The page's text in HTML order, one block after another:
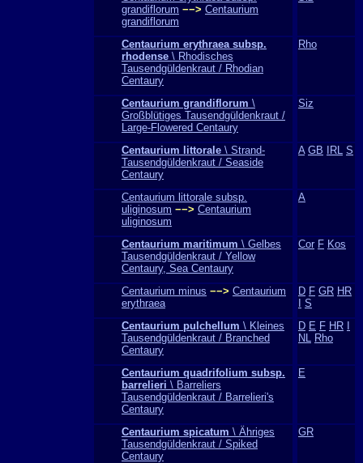
grandiflorum −−> Centaurium
grandiflorum
Centaurium erythraea subsp.
rhodense \ Rhodisches
Tausendgüldenkraut / Rhodian
Centaury
Rho
Centaurium grandiflorum \
Großblütiges Tausendgüldenkraut /
Large-Flowered Centaury
Siz
Centaurium littorale \ Strand-
Tausendgüldenkraut / Seaside
Centaury
A GB IRL S
Centaurium littorale subsp.
uliginosum −−> Centaurium
uliginosum
A
Centaurium maritimum \ Gelbes
Tausendgüldenkraut / Yellow
Centaury, Sea Centaury
Cor F Kos
Centaurium minus −−> Centaurium
erythraea
D F GR HR
S
Centaurium pulchellum \ Kleines
Tausendgüldenkraut / Branched
Centaury
D E F HR
NL Rho
Centaurium quadrifolium subsp.
barrelieri \ Barreliers
Tausendgüldenkraut / Barrelieri's
Centaury
E
Centaurium spicatum \ Ähriges
Tausendgüldenkraut / Spiked
Centaury
GR